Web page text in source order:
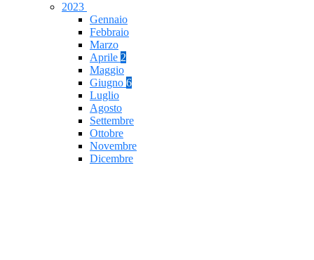
2023
Gennaio
Febbraio
Marzo
Aprile 2
Maggio
Giugno 6
Luglio
Agosto
Settembre
Ottobre
Novembre
Dicembre